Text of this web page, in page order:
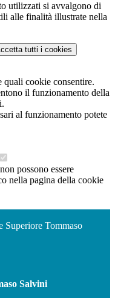
utilizzati si avvalgono di
alle finalità illustrate nella
tutti i cookies
quali cookie consentire.
il funzionamento della
al funzionamento potete
possono essere
nella pagina della cookie
Superiore Tommaso
Salvini